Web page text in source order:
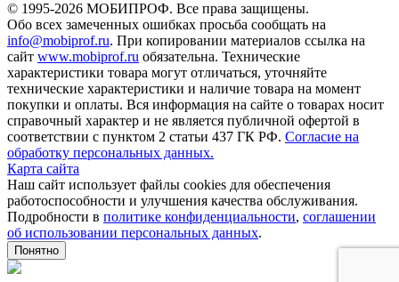
© 1995-2026 МОБИПРОФ. Все права защищены.
Обо всех замеченных ошибках просьба сообщать на
info@mobiprof.ru. При копировании материалов ссылка на
сайт www.mobiprof.ru обязательна. Технические
характеристики товара могут отличаться, уточняйте
технические характеристики и наличие товара на момент
покупки и оплаты. Вся информация на сайте о товарах носит
справочный характер и не является публичной офертой в
соответствии с пунктом 2 статьи 437 ГК РФ. Согласие на
обработку персональных данных.
Карта сайта
Наш сайт использует файлы cookies для обеспечения
работоспособности и улучшения качества обслуживания.
Подробности в политике конфиденциальности, соглашении
об использовании персональных данных.
Понятно